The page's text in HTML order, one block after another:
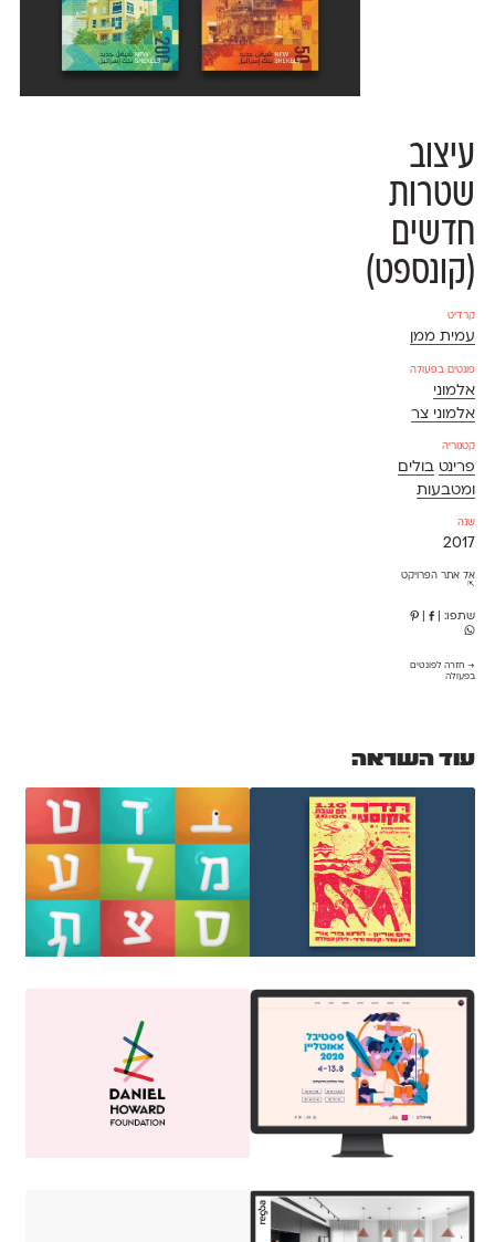
עיצוב
שטרות
חדשים
(קונספט)
קרדיט
עמית ממן
פונטים בפעולה
אלמוני
אלמוני צר
קטגוריה
פרינט בולים
ומטבעות
שנה
2017
אל אתר הפרויקט
⇱
שתפו: |
→ חזרה לפונטים
בפעולה
עוד השראה